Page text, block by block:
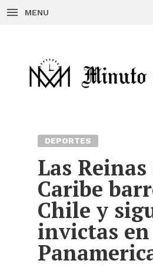
MENU
DEPORTES
Las
Caribe
Chile y
invictas en